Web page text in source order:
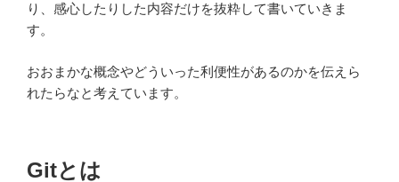
り、感心したりした内容だけを抜粋して書いていきま
す。
おおまかな概念やどういった利便性があるのかを伝えら
れたらなと考えています。
Gitとは